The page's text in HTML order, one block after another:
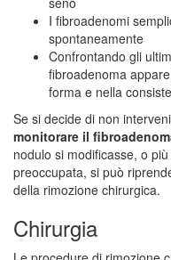
I fibroadenomi
spontaneamente
Confrontando gli
fibroadenoma
forma e nella
Se si decide di non
monitorare il
nodulo si modificasse, o
preoccupata, si può
della rimozione chirurgica.
Chirurgia